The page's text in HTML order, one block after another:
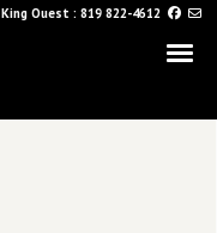
King Ouest : 819 822-4612